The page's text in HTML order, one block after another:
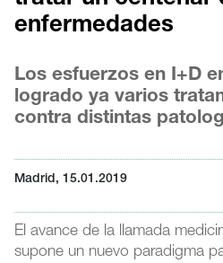
enfermedades
Los esfuerzos en I+D
logrado ya varios
contra distintas
Madrid, 15.01.2019
El avance de la llamada
supone un nuevo paradigma